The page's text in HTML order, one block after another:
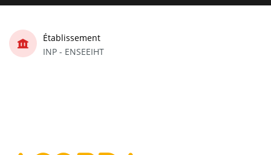
Établissement
INP - ENSEEIHT